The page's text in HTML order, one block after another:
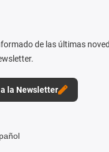
de las últimas
la Newsletter